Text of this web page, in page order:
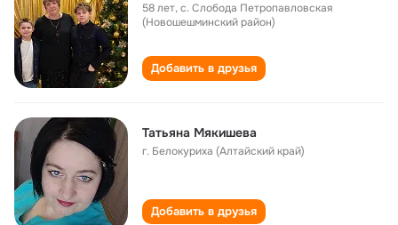
58 лет,с. Слобода Петропавловская
(Новошешминский район)
Добавить в друзья
Татьяна Мякишева
г. Белокуриха (Алтайский край)
Добавить в друзья